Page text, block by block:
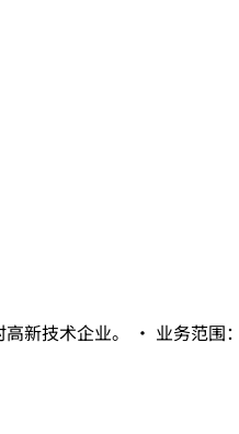
新技术企业。​ • 业务范